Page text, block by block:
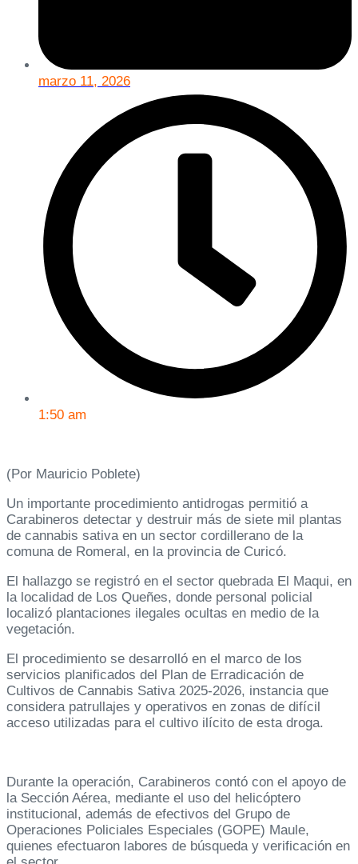
marzo 11, 2026
1:50 am
(Por Mauricio Poblete)
Un importante procedimiento antidrogas permitió a
Carabineros detectar y destruir más de siete mil plantas
de cannabis sativa en un sector cordillerano de la
comuna de Romeral, en la provincia de Curicó.
El hallazgo se registró en el sector quebrada El Maqui, en
la localidad de Los Queñes, donde personal policial
localizó plantaciones ilegales ocultas en medio de la
vegetación.
El procedimiento se desarrolló en el marco de los
servicios planificados del Plan de Erradicación de
Cultivos de Cannabis Sativa 2025-2026, instancia que
considera patrullajes y operativos en zonas de difícil
acceso utilizadas para el cultivo ilícito de esta droga.
Durante la operación, Carabineros contó con el apoyo de
la Sección Aérea, mediante el uso del helicóptero
institucional, además de efectivos del Grupo de
Operaciones Policiales Especiales (GOPE) Maule,
quienes efectuaron labores de búsqueda y verificación en